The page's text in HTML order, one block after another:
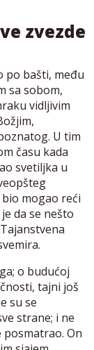
zvezde
po bašti, među
sa sobom,
vidljivim
U tim
času kada
svetiljka u
mogao reći
da se nešto
o budućoj
tajni još
su se
strane; i ne
On